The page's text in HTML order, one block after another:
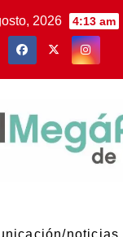
2026 4:13 am
noticias